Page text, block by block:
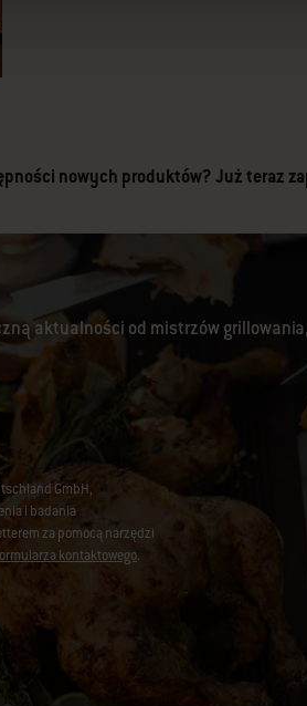
nowych produktów? Już teraz
aktualności od mistrzów
GmbH,
i badania
za pomocą narzędzi
kontaktowego.